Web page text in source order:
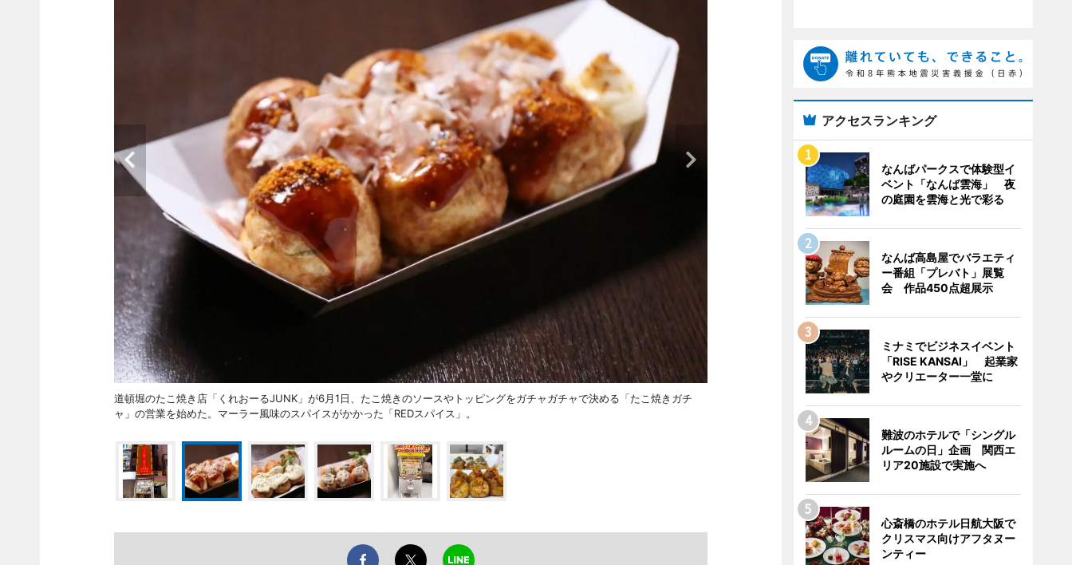
道頓堀のたこ焼き店「くれおーるJUNK」が6月1日、たこ焼きのソースやトッピングをガチャガチャで決める「たこ焼きガチ
ャ」の営業を始めた。マーラー風味のスパイスがかかった「REDスパイス」。
アクセスランキング
なんばパークスで体験型イ
ベント「なんば雲海」 夜
の庭園を雲海と光で彩る
なんば高島屋でバラエティ
ー番組「プレバト」展覧
会 作品450点超展示
ミナミでビジネスイベント
「RISE KANSAI」 起業家
やクリエーター一堂に
難波のホテルで「シングル
ルームの日」企画 関西エ
リア20施設で実施へ
心斎橋のホテル日航大阪で
クリスマス向けアフタヌー
ンティー